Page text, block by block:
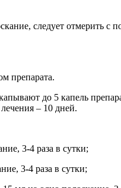
следует отмерить
препарата.
до 5 капель
– 10 дней.
3-4 раза в сутки;
3-4 раза в сутки;